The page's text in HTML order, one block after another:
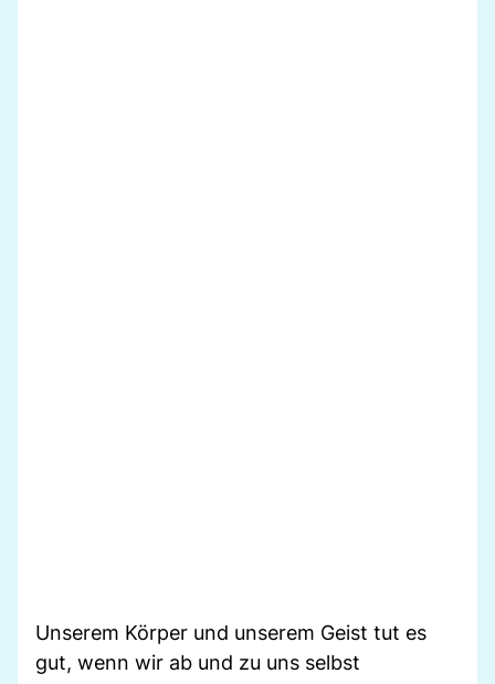
Unserem Körper und unserem Geist tut es
gut, wenn wir ab und zu uns selbst